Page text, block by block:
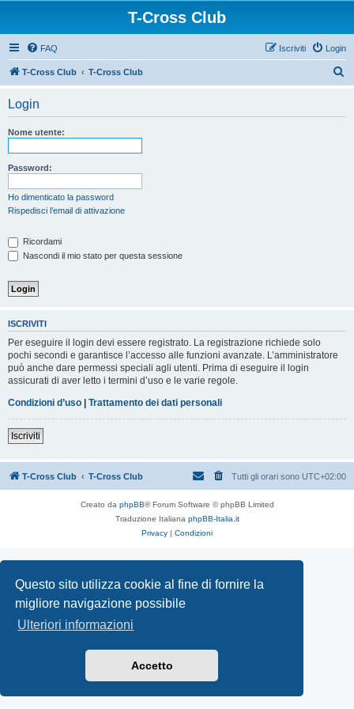
Questo sito utilizza cookie al fine di fornire la
migliore navigazione possibile
Ulteriori informazioni
Accetto
T-Cross Club
FAQ Login
Iscriviti
T-Cross Club T-Cross Club
Login
Nome utente:
Password:
Ho dimenticato la password
Rispedisci l’email di attivazione
Ricordami
Nascondi il mio stato per questa sessione
ISCRIVITI
Per eseguire il login devi essere registrato. La registrazione richiede solo
pochi secondi e garantisce l’accesso alle funzioni avanzate. L’amministratore
può anche dare permessi speciali agli utenti. Prima di eseguire il login
assicurati di aver letto i termini d’uso e le varie regole.
Condizioni d’uso | Trattamento dei dati personali
Iscriviti
T-Cross Club T-Cross Club Tutti gli orari sono UTC+02:00
Creato da phpBB® Forum Software © phpBB Limited
Traduzione Italiana phpBB-Italia.it
Privacy | Condizioni